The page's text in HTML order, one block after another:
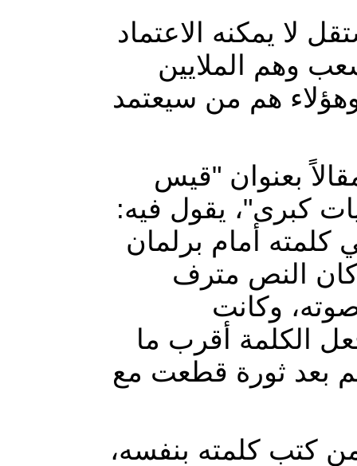
لا يمكنه الاعتماد
وهم الملايين
وهؤلاء هم من سيعتمد
بعنوان "قيس
كبرى"، يقول فيه:
أمام برلمان
كان النص مترف
وكانت
الكلمة أقرب ما
بعد ثورة قطعت مع
كتب كلمته بنفسه،